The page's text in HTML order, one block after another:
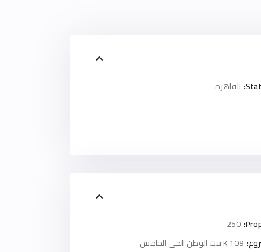
القاهرة
250
K 109 بيت الوطن الحى الخامس